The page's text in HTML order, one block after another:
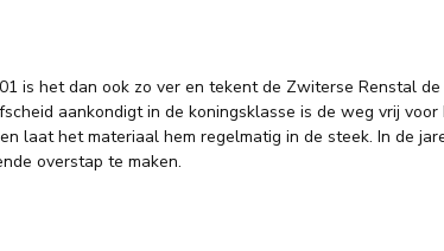
is het dan ook zo ver en tekent de Zwiterse Renstal
aankondigt in de koningsklasse is de weg vrij
laat het materiaal hem regelmatig in de steek. In de
overstap te maken.